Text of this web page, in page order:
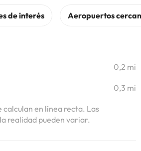
0,2 mi
0,3 mi
calculan en línea recta. Las
realidad pueden variar.